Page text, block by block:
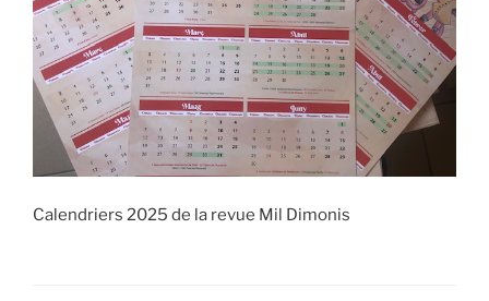
Calendriers 2025 de la revue Mil Dimonis